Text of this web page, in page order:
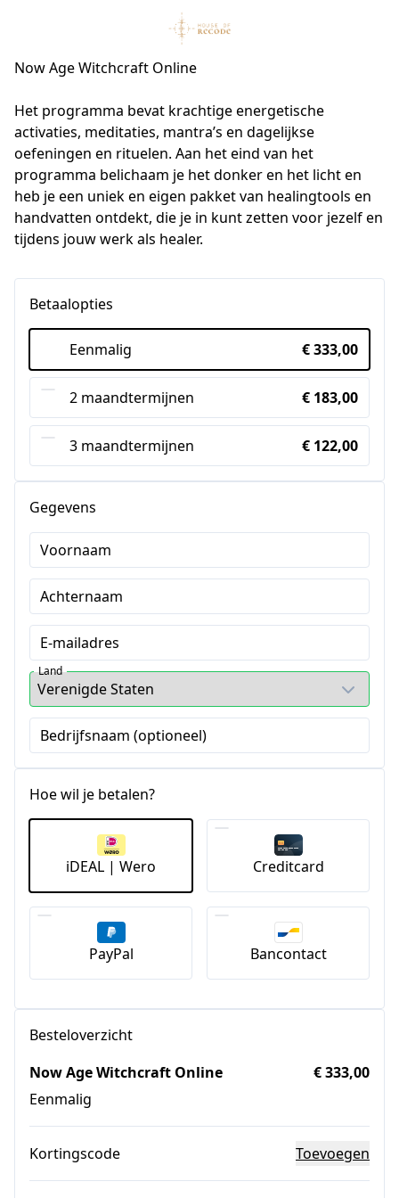
Now Age Witchcraft Online
Het programma bevat krachtige energetische
activaties, meditaties, mantra’s en dagelijkse
oefeningen en rituelen. Aan het eind van het
programma belichaam je het donker en het licht en
heb je een uniek en eigen pakket van healingtools en
handvatten ontdekt, die je in kunt zetten voor jezelf en
tijdens jouw werk als healer.
Betaalopties
Eenmalig € 333,00
2 maandtermijnen € 183,00
3 maandtermijnen € 122,00
Gegevens
Voornaam
Achternaam
E-mailadres
Land
Bedrijfsnaam (optioneel)
Hoe wil je betalen?
iDEAL | Wero Creditcard
PayPal Bancontact
Besteloverzicht
Now Age Witchcraft Online
Eenmalig
€ 333,00
Kortingscode Toevoegen